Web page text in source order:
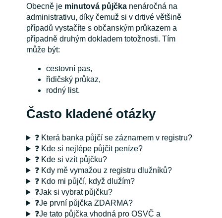
Obecně je minutová půjčkanenáročná na
administrativu, díky čemuž si v drtivé většině
případů vystačíte s občanským průkazem a
případně druhým dokladem totožnosti. Tím
může být:
cestovní pas,
řidičský průkaz,
rodný list.
Často kladené otázky
❓ Která banka půjčí se záznamem v registru?
❓ Kde si nejlépe půjčit peníze?
❓ Kde si vzít půjčku?
❓ Kdy mě vymažou z registru dlužníků?
❓ Kdo mi půjčí, když dlužím?
❓Jak si vybrat půjčku?
❓Je první půjčka ZDARMA?
❓Je tato půjčka vhodná pro OSVČ a